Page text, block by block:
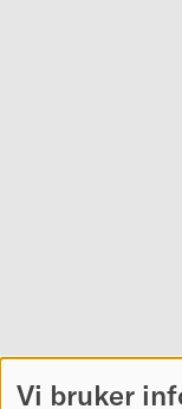
Vi bruker